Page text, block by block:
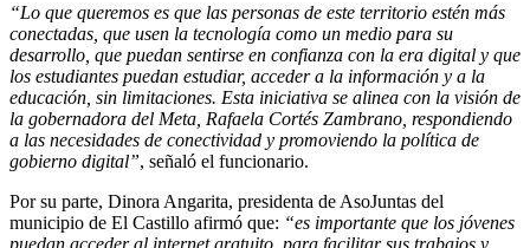
“Lo que queremos es que las personas de este territorio estén más
conectadas, que usen la tecnología como un medio para su
desarrollo, que puedan sentirse en confianza con la era digital y que
los estudiantes puedan estudiar, acceder a la información y a la
educación, sin limitaciones. Esta iniciativa se alinea con la visión de
la gobernadora del Meta, Rafaela Cortés Zambrano, respondiendo
a las necesidades de conectividad y promoviendo la política de
gobierno digital”, señaló el funcionario.
Por su parte, Dinora Angarita, presidenta de AsoJuntas del
municipio de El Castillo afirmó que: “es importante que los jóvenes
puedan acceder al internet gratuito, para facilitar sus trabajos y